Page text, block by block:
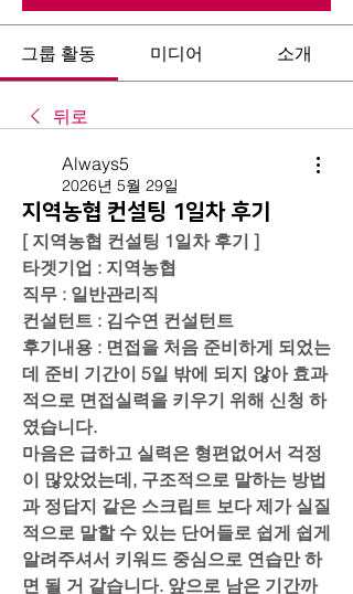
그룹 활동 미디어 소개
뒤로
Always5
2026년 5월 29일
지역농협 컨설팅 1일차 후기
[ 지역농협 컨설팅 1일차 후기 ]
타겟기업 : 지역농협
직무 : 일반관리직
컨설턴트 : 김수연 컨설턴트
후기내용 : 면접을 처음 준비하게 되었는
데 준비 기간이 5일 밖에 되지 않아 효과
적으로 면접실력을 키우기 위해 신청 하
였습니다.
마음은 급하고 실력은 형편없어서 걱정
이 많았었는데, 구조적으로 말하는 방법
과 정답지 같은 스크립트 보다 제가 실질
적으로 말할 수 있는 단어들로 쉽게 쉽게
알려주셔서 키워드 중심으로 연습만 하
면 될 거 같습니다. 앞으로 남은 기간까